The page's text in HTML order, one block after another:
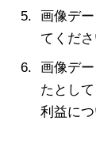
画像デ
てくださ
画像デ
たとし
利益に